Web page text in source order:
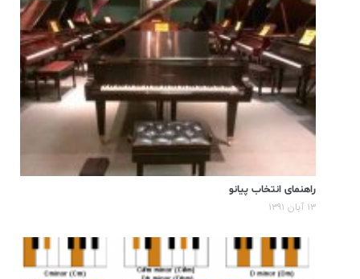
راهنمای انتخاب پیانو
۱۳ آبان ۱۳۹۱